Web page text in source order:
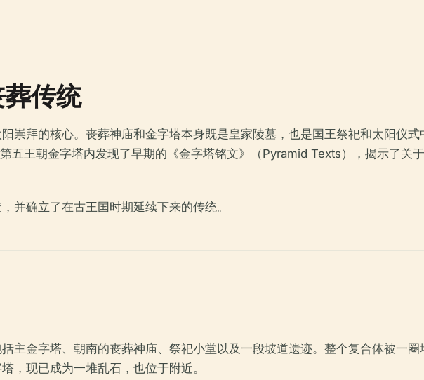
传统
崇拜的核心。丧葬神庙和金字塔本身既是皇家陵墓，也是国王祭祀和太阳仪式
五王朝金字塔内发现了早期的《金字塔铭文》（Pyramid Texts），揭示了关
并确立了在古王国时期延续下来的传统。
主金字塔、朝南的丧葬神庙、祭祀小堂以及一段坡道遗迹。整个复合体被一
，现已成为一堆乱石，也位于附近。